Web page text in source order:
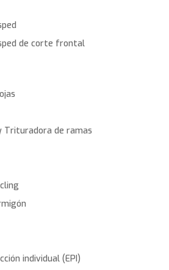
de corte frontal
Trituradora de ramas
individual (EPI)